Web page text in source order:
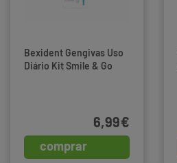
Bexident Gengivas Uso
Diário Kit Smile & Go
comprar
6,99€